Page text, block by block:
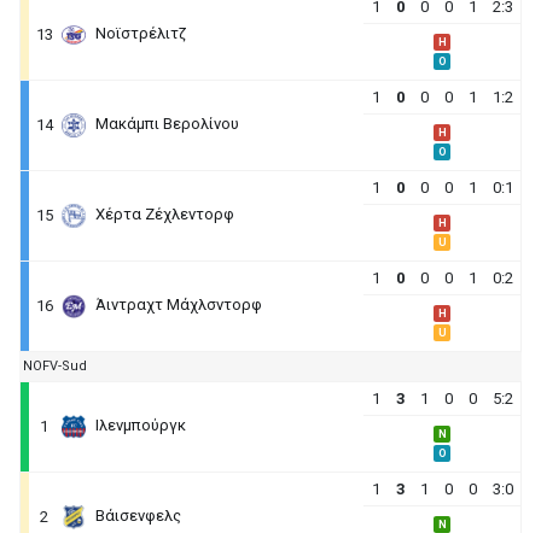
13 Νοϊστρέλιτζ
1 0 0 0 1 2:3
H
O
14 Μακάμπι Βερολίνου
1 0 0 0 1 1:2
H
O
15 Χέρτα Ζέχλεντορφ
1 0 0 0 1 0:1
H
U
16 Άιντραχτ Μάχλσντορφ
1 0 0 0 1 0:2
H
U
NOFV-Sud
1 Ιλενμπούργκ
1 3 1 0 0 5:2
N
O
2 Βάισενφελς
1 3 1 0 0 3:0
N